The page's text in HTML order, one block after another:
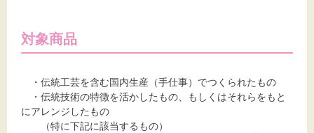
対象商品
・伝統工芸を含む国内生産（手仕事）でつくられたもの
・伝統技術の特徴を活かしたもの、もしくはそれらをもと
にアレンジしたもの
（特に下記に該当するもの）